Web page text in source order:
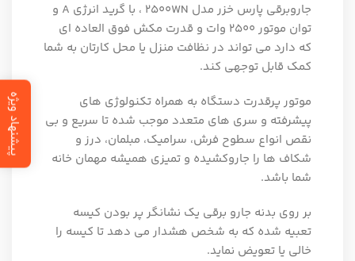
جاروبرقی پارس خزر مدل 2500WN ، با گرید انرژی A و
توان موتور 2500 وات و قدرت مکش فوق العاده ای
که دارد می تواند در نظافت منزل یا محل کارتان به شما
کمک قابل توجهی کند.
موتور پرقدرت دستگاه به همراه تکنولوژی های
پیشرفته و سری های متعدد موجب شده تا سریع و بی
نقص انواع سطوح فرش، سرامیک، مبلمان، درز و
شکاف ها را جاروکشیده و تمیزی همیشه مهمان خانه‌
شما باشد.
بر روی بدنه جارو برقی یک نشانگر پر بودن کیسه
تعبیه شده که به شخص هشدار می دهد تا کیسه را
خالی یا تعویض نماید.
پیشنهاد ویژه